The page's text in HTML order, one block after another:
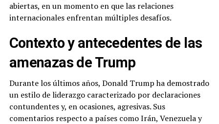
abiertas, en un momento en que las relaciones
internacionales enfrentan múltiples desafíos.
Contexto y antecedentes de las
amenazas de Trump
Durante los últimos años, Donald Trump ha demostrado
un estilo de liderazgo caracterizado por declaraciones
contundentes y, en ocasiones, agresivas. Sus
comentarios respecto a países como Irán, Venezuela y